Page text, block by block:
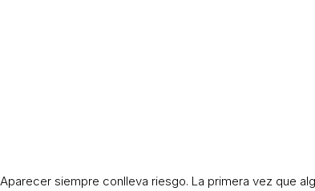
Aparecer siempre conlleva riesgo. La primera vez que